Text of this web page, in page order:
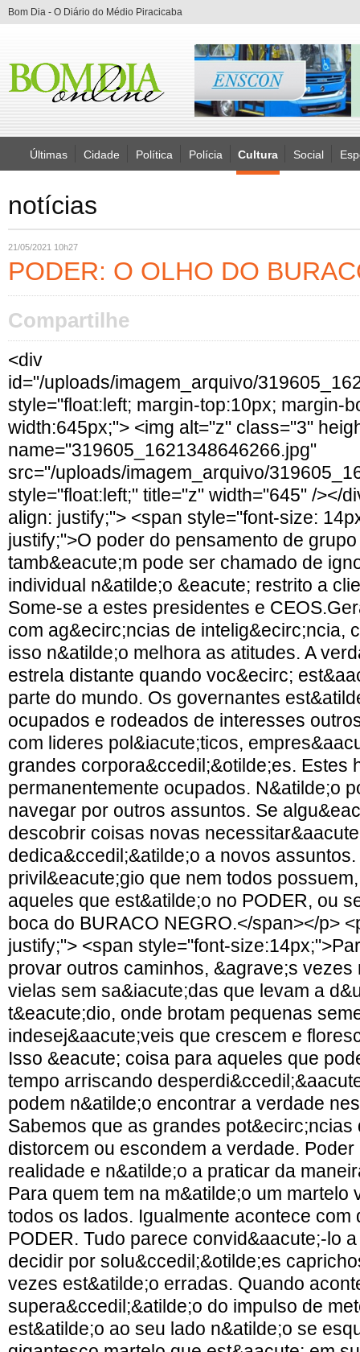
Bom Dia - O Diário do Médio Piracicaba
Últimas Cidade Política Polícia Cultura Social
notícias
21/05/2021 10h27
PODER: O OLHO DO
Compartilhe
<div
id="/uploads/imagem_arquivo/
style="float:left; margin-top:10px; margin-
width:645px;"> <img alt="z" class="3"
name="319605_1621348646266.jpg"
src="/uploads/imagem_arquivo/
style="float:left;" title="z" width="645" /></
align: justify;"> <span style="font-size:
justify;">O poder do pensamento de
tamb&eacute;m pode ser chamado de
individual n&atilde;o &eacute; restrito a
Some-se a estes presidentes e
com ag&ecirc;ncias de intelig&ecirc;ncia,
isso n&atilde;o melhora as atitudes. A
estrela distante quando voc&ecirc;
parte do mundo. Os governantes
ocupados e rodeados de interesses
com lideres pol&iacute;ticos,
grandes corpora&ccedil;&otilde;es. Estes
permanentemente ocupados. N&atilde;o
navegar por outros assuntos. Se
descobrir coisas novas
dedica&ccedil;&atilde;o a novos
privil&eacute;gio que nem todos
aqueles que est&atilde;o no PODER, ou
boca do BURACO NEGRO.</span></p>
justify;"> <span style="font-
provar outros caminhos, &agrave;s vezes
vielas sem sa&iacute;das que levam a
t&eacute;dio, onde brotam pequenas
indesej&aacute;veis que crescem e
Isso &eacute; coisa para aqueles que
tempo arriscando
podem n&atilde;o encontrar a verdade
Sabemos que as grandes pot&ecirc;ncias
distorcem ou escondem a verdade.
realidade e n&atilde;o a praticar da
Para quem tem na m&atilde;o um martelo
todos os lados. Igualmente acontece com
PODER. Tudo parece convid&aacute;-lo
decidir por solu&ccedil;&otilde;es
vezes est&atilde;o erradas. Quando
supera&ccedil;&atilde;o do impulso de
est&atilde;o ao seu lado n&atilde;o se